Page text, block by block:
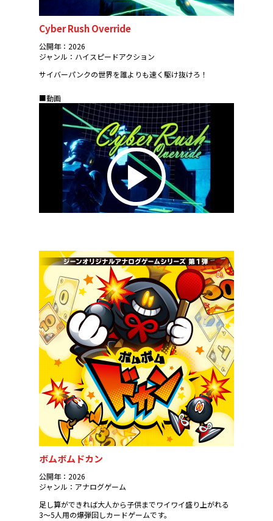
Cyber Rush Override
公開年：2026
ジャンル：ハイスピードアクション
サイバーパンクの世界を誰よりも速く駆け抜けろ！
■動画
ボムボムドカン
公開年：2026
ジャンル：アナログゲーム
足し算ができれば大人から子供までワイワイ盛り上がれる
3～5人用の爆弾回しカードゲームです。